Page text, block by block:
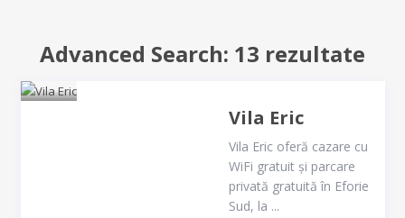
Advanced Search: 13 rezultate
Vila Eric
Vila Eric oferă cazare cu
WiFi gratuit și parcare
privată gratuită în Eforie
Sud, la ...